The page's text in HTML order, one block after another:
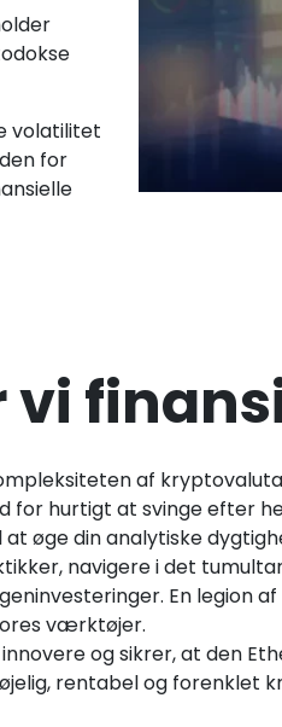
volatilitet
for
vi
af
for hurtigt at svinge efter
øge din analytiske
navigere i det
En legion
værktøjer.
og sikrer, at den
rentabel og forenklet